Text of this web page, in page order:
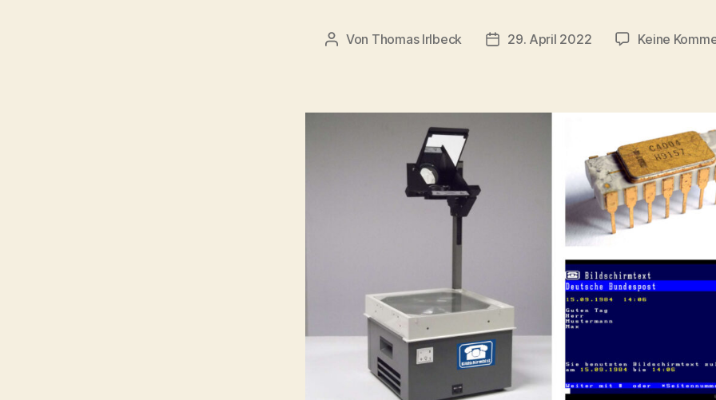
Beitragsautor
Von Thomas Irlbeck Veröffentlichungsdatum
29. April 2022 Keine